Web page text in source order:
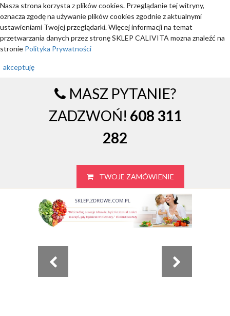
Nasza strona korzysta z plików cookies. Przeglądanie tej witryny,
oznacza zgodę na używanie plików cookies zgodnie z aktualnymi
ustawieniami Twojej przeglądarki. Więcej informacji na temat
przetwarzania danych przez stronę SKLEP CALIVITA mozna znaleźć na
stronie Polityka Prywatności
akceptuję
MASZ PYTANIE?
ZADZWOŃ! 608 311
282
TWOJE ZAMÓWIENIE